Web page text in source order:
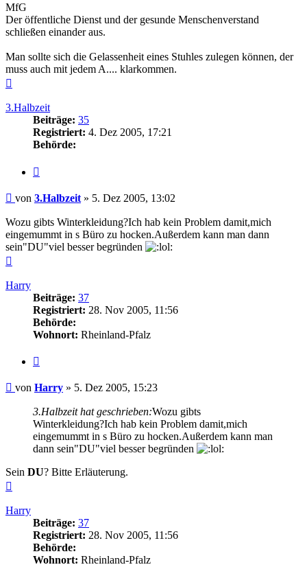
MfG
Der öffentliche Dienst und der gesunde Menschenverstand
schließen einander aus.
Man sollte sich die Gelassenheit eines Stuhles zulegen können, der
muss auch mit jedem A.... klarkommen.
3.Halbzeit
Beiträge: 35
Registriert: 4. Dez 2005, 17:21
Behörde:
Beitrag
von 3.Halbzeit » 5. Dez 2005, 13:02
Wozu gibts Winterkleidung?Ich hab kein Problem damit,mich
eingemummt in s Büro zu hocken.Außerdem kann man dann
sein"DU"viel besser begründen
Harry
Beiträge: 37
Registriert: 28. Nov 2005, 11:56
Behörde:
Wohnort: Rheinland-Pfalz
Beitrag
von Harry » 5. Dez 2005, 15:23
3.Halbzeit hat geschrieben:Wozu gibts
Winterkleidung?Ich hab kein Problem damit,mich
eingemummt in s Büro zu hocken.Außerdem kann man
dann sein"DU"viel besser begründen
Sein DU? Bitte Erläuterung.
Harry
Beiträge: 37
Registriert: 28. Nov 2005, 11:56
Behörde:
Wohnort: Rheinland-Pfalz